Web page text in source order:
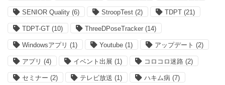
SENIOR Quality (6) StroopTest (2) TDPT (21)
TDPT-GT (10) ThreeDPoseTracker (14)
Windowsアプリ (1) Youtube (1) アップデート (2)
アプリ (4) イベント出展 (1) コロコロ迷路 (2)
セミナー (2) テレビ放送 (1) ハキム病 (7)